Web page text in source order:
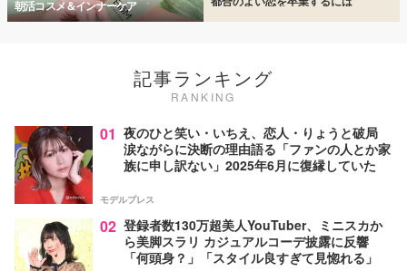
朝活コスメ＆インナーケア
記事ランキング
RANKING
01 夜のひと笑い・いちえ、恋人・りょうと破局
涙ながらに決断の理由語る「ファンの人とか家
族に申し訳ない」2025年6月に復縁していた
モデルプレス
02 登録者数130万超美人YouTuber、ミニスカか
ら美脚スラリ カジュアルコーデ披露に反響
「何頭身？」「スタイル良すぎて見惚れる」